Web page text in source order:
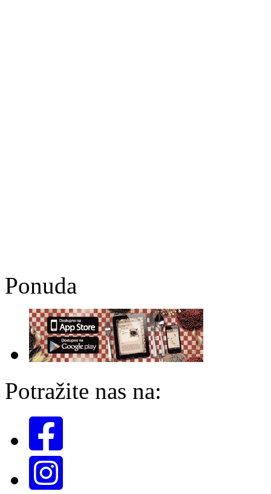
Ponuda
Potražite nas na: